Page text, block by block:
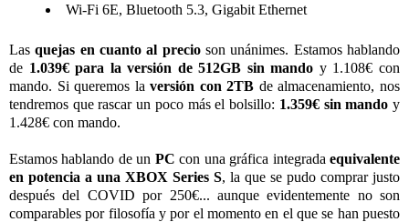
Wi‑Fi 6E, Bluetooth 5.3, Gigabit Ethernet
Lasquejas en cuanto al precioson unánimes. Estamos hablando
de 1.039€ para la versión de 512GB sin mando y 1.108€ con
mando. Si queremos laversión con 2TB de almacenamiento, nos
tendremos que rascar un poco más el bolsillo: 1.359€ sin mando y
1.428€ con mando.
Estamos hablando de un PCcon una gráfica integradaequivalente
en potencia a una XBOX Series S, la que se pudo comprar justo
después del COVID por 250€... aunque evidentemente no son
comparables por filosofía y por el momento en el que se han puesto